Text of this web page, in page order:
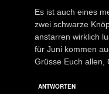
Es ist auch eines
zwei schwarze
anstarren wirklich
für Juni kommen
Grüsse Euch allen,
ANTWORTEN